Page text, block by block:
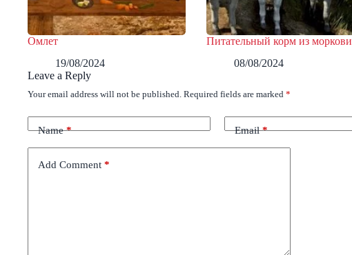
Омлет
19/08/2024
Питательный корм из моркови
08/08/2024
Leave a Reply
Your email address will not be published. Required fields are marked *
Name* Email*
Add Comment *